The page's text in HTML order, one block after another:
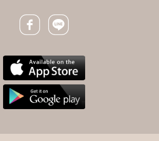
Facebook icon
Line icon